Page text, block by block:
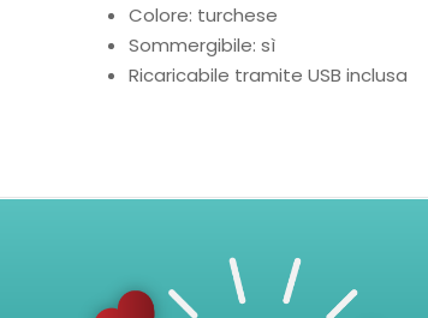
Colore: turchese
Sommergibile: sì
Ricaricabile tramite USB inclusa